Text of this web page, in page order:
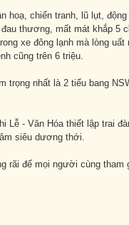
hoạ, chiến tranh, lũ lụt,
thương, mất mát khắp 5
xe đông lạnh mà lòng uất
cũng trên 6 triệu.
nhất là 2 tiểu bang
Lễ - Văn Hóa thiết lập trai
siêu dương thới.
rãi để mọi người cùng tham